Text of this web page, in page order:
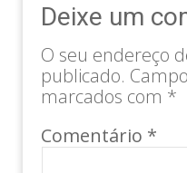
Deixe um
O seu endereço
publicado.
marcados com *
Comentário *